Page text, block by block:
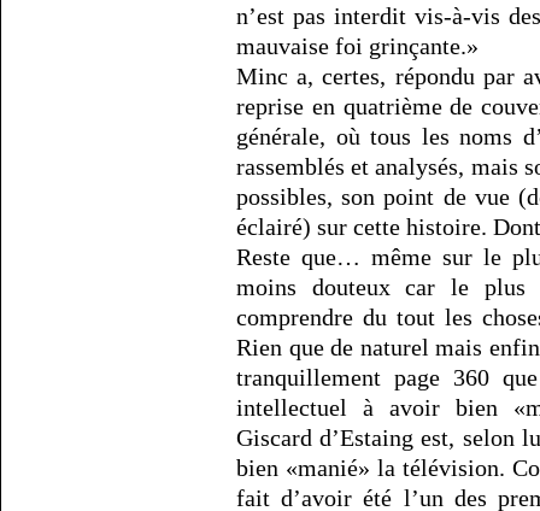
n’est pas interdit vis-à-vis
mauvaise foi grinçante.»
Minc a, certes, répondu par
reprise en quatrième de
générale, où tous les noms
rassemblés et analysés, mais
possibles, son point de vue
éclairé) sur cette histoire.
Reste que… même sur le
moins douteux car le
comprendre du tout les
Rien que de naturel mais
tranquillement page 360
intellectuel à avoir bien
Giscard d’Estaing est, selon
bien «manié» la télévision.
fait d’avoir été l’un des